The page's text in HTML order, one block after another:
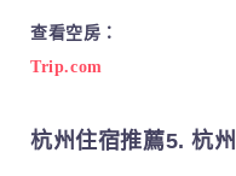
查看空房：
Trip.com
杭州住宿推薦5. 杭